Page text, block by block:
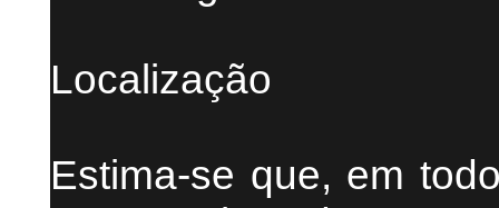
Localização
Estima-se que, em